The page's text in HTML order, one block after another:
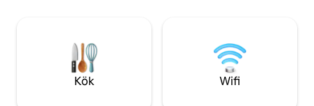
andra Airbnb. Tillgång till lägenheten
sker via knappsatskod. Var tillgängliga
om du behöver något, men många
gånger kommunicerar vi bara med våra
Smart-TV,
50 dollar kontant
15 dollar
med en hund
Kök Wifi